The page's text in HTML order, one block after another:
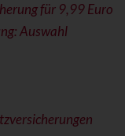
für 9,99 Euro
Auswahl